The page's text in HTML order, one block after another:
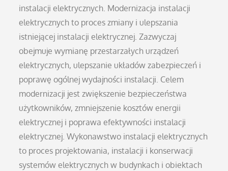
instalacji elektrycznych. Modernizacja instalacji
elektrycznych to proces zmiany i ulepszania
istniejącej instalacji elektrycznej. Zazwyczaj
obejmuje wymianę przestarzałych urządzeń
elektrycznych, ulepszanie układów zabezpieczeń i
poprawę ogólnej wydajności instalacji. Celem
modernizacji jest zwiększenie bezpieczeństwa
użytkowników, zmniejszenie kosztów energii
elektrycznej i poprawa efektywności instalacji
elektrycznej. Wykonawstwo instalacji elektrycznych
to proces projektowania, instalacji i konserwacji
systemów elektrycznych w budynkach i obiektach